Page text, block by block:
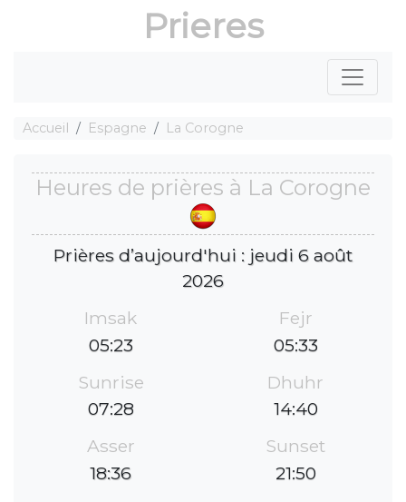
Prieres
Accueil Espagne La Corogne
Heures de prières à La Corogne
Prières d’aujourd'hui : jeudi 6 août
2026
Imsak
05:23
Fejr
05:33
Sunrise
07:28
Dhuhr
14:40
Asser
18:36
Sunset
21:50